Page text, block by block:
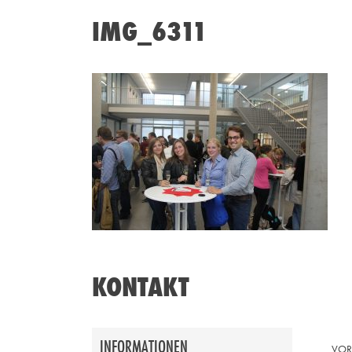
IMG_6311
KONTAKT
INFORMATIONEN